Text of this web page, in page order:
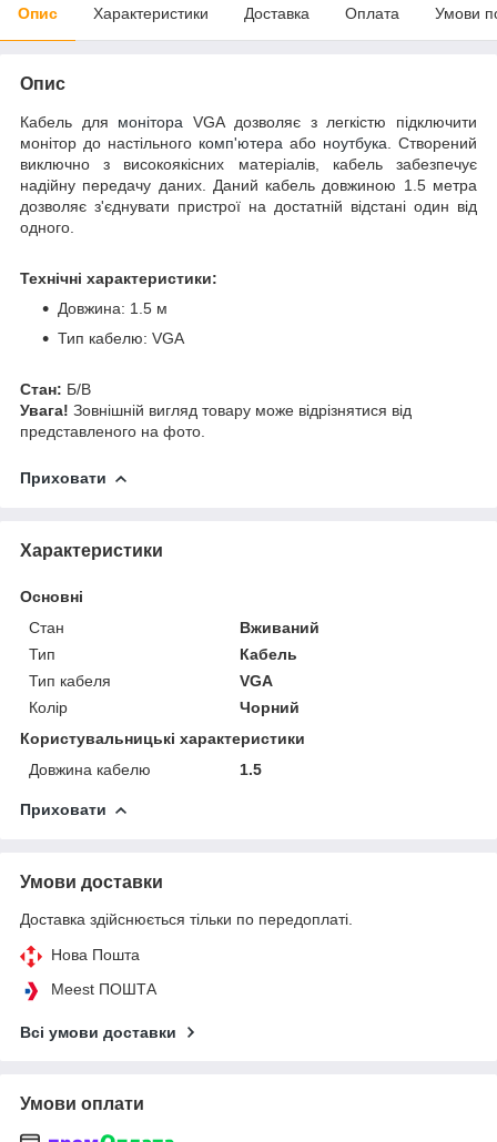
Опис Характеристики Доставка Оплата Умови
Опис
Кабель для монітора VGA дозволяє з легкістю підключити
монітор до настільного комп'ютера або ноутбука . Створений
виключно з високоякісних матеріалів, кабель забезпечує
надійну передачу даних. Даний кабель довжиною 1.5 метра
дозволяє з'єднувати пристрої на достатній відстані один від
одного.
Технічні характеристики:
Довжина: 1.5 м
Тип кабелю: VGA
Стан: Б/В
Увага! Зовнішній вигляд товару може відрізнятися від
представленого на фото.
Приховати
Характеристики
Основні
Стан
Вживаний
Тип
Кабель
Тип кабеля
VGA
Колір
Чорний
Користувальницькі характеристики
Довжина кабелю
1.5
Приховати
Умови доставки
Доставка здійснюється тільки по передоплаті.
Нова Пошта
Meest ПОШТА
Всі умови доставки
Умови оплати